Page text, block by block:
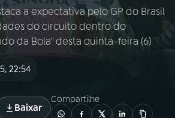
AO VIVO
a expectativa pelo GP do Brasil
do circuito dentro do
da Bola" desta quinta-feira (6)
22:54
Baixar
Compartilhe